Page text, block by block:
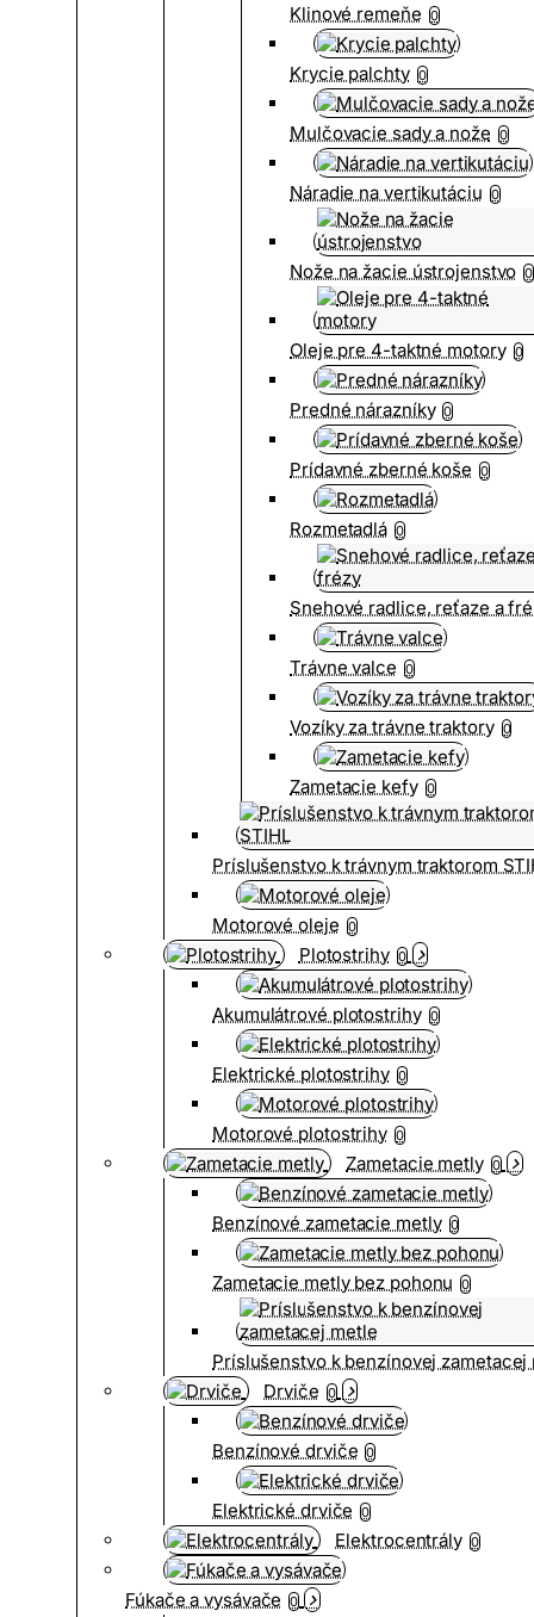
Klinové remeňe 0
Krycie palchty 0
Mulčovacie sady a nože 0
Náradie na vertikutáciu 0
Nože na žacie ústrojenstvo 0
Oleje pre 4-taktné motory 0
Predné nárazníky 0
Prídavné zberné koše 0
Rozmetadlá 0
Snehové radlice, reťaze a
Trávne valce 0
Vozíky za trávne traktory 0
Zametacie kefy 0
Príslušenstvo k trávnym traktorom
Motorové oleje 0
Plotostrihy 0
Akumulátrové plotostrihy 0
Elektrické plotostrihy 0
Motorové plotostrihy 0
Zametacie metly 0
Benzínové zametacie metly 0
Zametacie metly bez pohonu 0
Príslušenstvo k benzínovej zametacej
Drviče 0
Benzínové drviče 0
Elektrické drviče 0
Elektrocentrály 0
Fúkače a vysávače 0